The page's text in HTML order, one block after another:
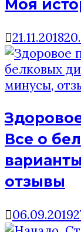
Моя
21.11.2018
Все о
отзывы
06.09.2019